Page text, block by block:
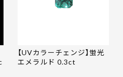
【UVカラーチェンジ】蛍光
エメラルド 0.3ct